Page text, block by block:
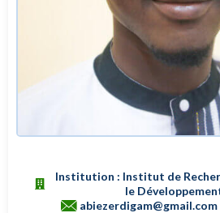
Institution : Institut de
le
abiezerdigam@gmail.com